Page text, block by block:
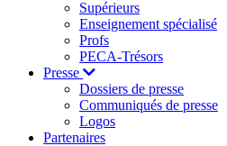
Supérieurs
Enseignement spécialisé
Profs
PECA-Trésors
Presse
Dossiers de presse
Communiqués de presse
Logos
Partenaires